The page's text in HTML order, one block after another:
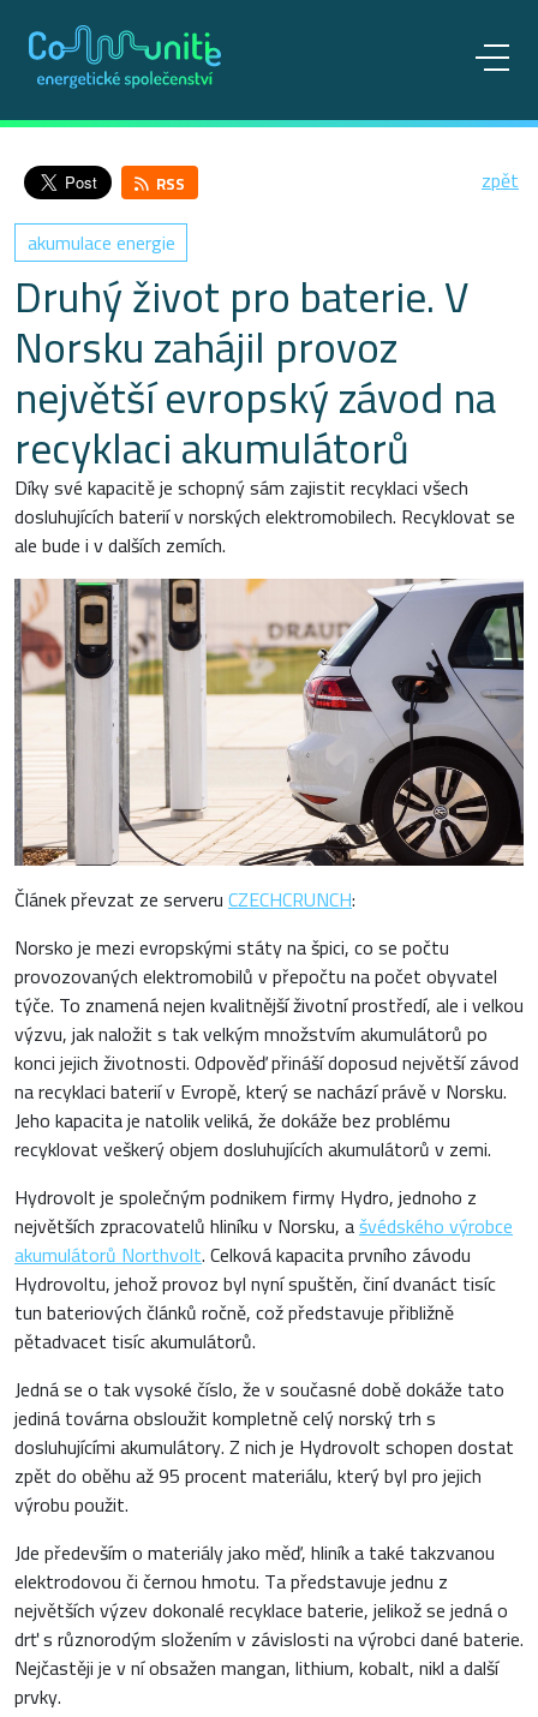
akumulace energie
Druhý život pro baterie. V
Norsku zahájil provoz
největší evropský závod na
recyklaci akumulátorů
zpět
RSS
Díky své kapacitě je schopný sám zajistit recyklaci všech
dosluhujících baterií v norských elektromobilech. Recyklovat se
ale bude i v dalších zemích.
Článek převzat ze serveruCZECHCRUNCH:
Norsko je mezi evropskými státy na špici, co se počtu
provozovaných elektromobilů v přepočtu na počet obyvatel
týče. To znamená nejen kvalitnější životní prostředí, ale i velkou
výzvu, jak naložit s tak velkým množstvím akumulátorů po
konci jejich životnosti. Odpověď přináší doposud největší závod
na recyklaci baterií v Evropě, který se nachází právě v Norsku.
Jeho kapacita je natolik veliká, že dokáže bez problému
recyklovat veškerý objem dosluhujících akumulátorů v zemi.
Hydrovolt je společným podnikem firmy Hydro, jednoho z
největších zpracovatelů hliníku v Norsku, ašvédského výrobce
akumulátorů Northvolt. Celková kapacita prvního závodu
Hydrovoltu, jehož provoz byl nyní spuštěn, činí dvanáct tisíc
tun bateriových článků ročně, což představuje přibližně
pětadvacet tisíc akumulátorů.
Jedná se o tak vysoké číslo, že v současné době dokáže tato
jediná továrna obsloužit kompletně celý norský trh s
dosluhujícími akumulátory. Z nich je Hydrovolt schopen dostat
zpět do oběhu až 95 procent materiálu, který byl pro jejich
výrobu použit.
Jde především o materiály jako měď, hliník a také takzvanou
elektrodovou či černou hmotu. Ta představuje jednu z
největších výzev dokonalé recyklace baterie, jelikož se jedná o
drť s různorodým složením v závislosti na výrobci dané baterie.
Nejčastěji je v ní obsažen mangan, lithium, kobalt, nikl a další
prvky.